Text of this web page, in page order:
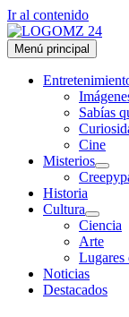
Ir al contenido
Menú principal
Sabías
Cine
Misterios
Historia
Cultura
Ciencia
Arte
Noticias
Destacados